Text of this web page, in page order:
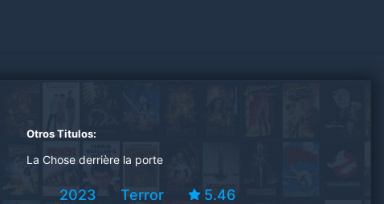
Otros Titulos:
La Chose derrière la porte
2023 Terror 5.46